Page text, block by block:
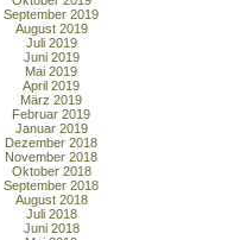
September 2019
August 2019
Juli 2019
Juni 2019
Mai 2019
April 2019
März 2019
Februar 2019
Januar 2019
Dezember 2018
November 2018
Oktober 2018
September 2018
August 2018
Juli 2018
Juni 2018